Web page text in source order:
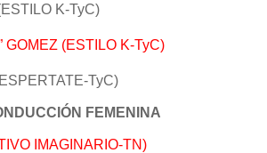
K-TyC)
GOMEZ (ESTILO K-TyC)
TyC)
FEMENINA
IMAGINARIO-TN)